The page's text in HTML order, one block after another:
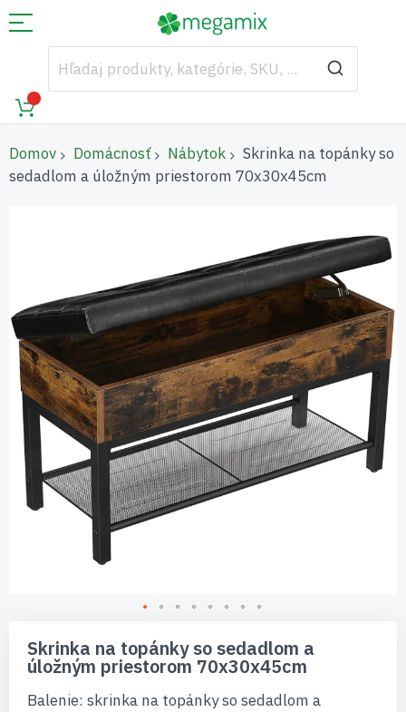
Domov Domácnosť Nábytok
Skrinka na topánky so
sedadlom a úložným priestorom 70x30x45cm
začiatok
galérie
Skrinka na topánky so sedadlom a
úložným priestorom 70x30x45cm
Balenie: skrinka na topánky so sedadlom a